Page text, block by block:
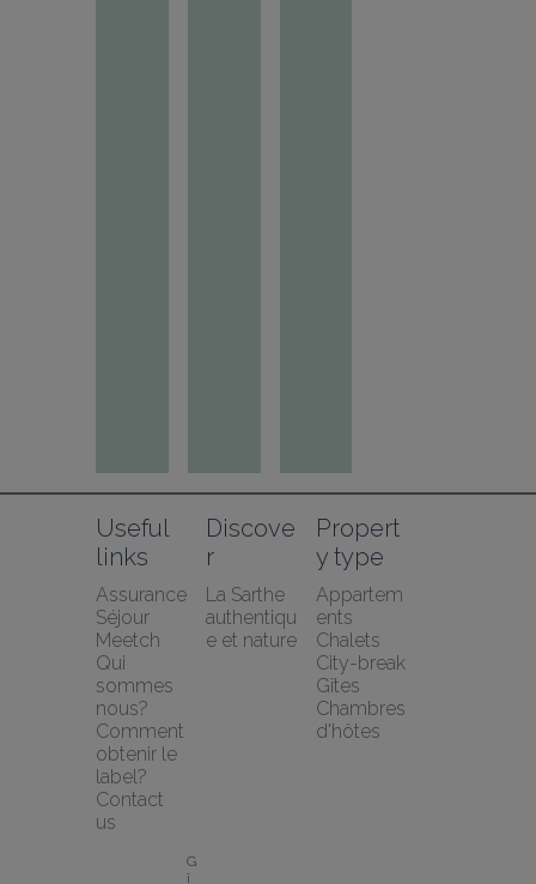
Useful
links
Assurance
Séjour
Meetch
Qui
sommes
nous?
Comment
obtenir le
label?
Contact
us
Discove
r
La Sarthe
authentiqu
e et nature
Propert
y type
Appartem
ents
Chalets
City-break
Gîtes
Chambres
d'hôtes
G
î